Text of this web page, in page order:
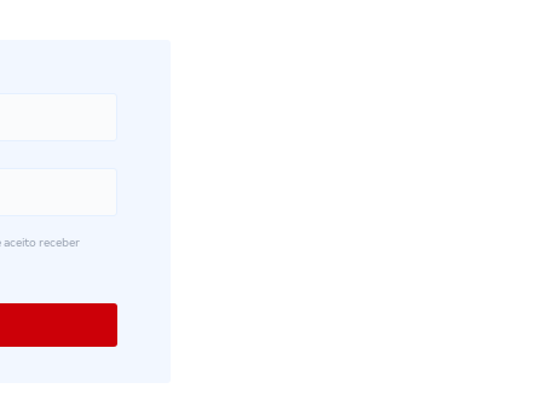
aceito receber